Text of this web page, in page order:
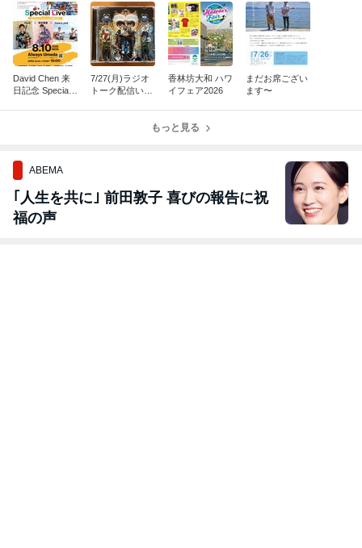
David Chen 来
日記念 Special L
7/27(月)ラジオ
トーク配信いた
香林坊大和 ハワ
イフェア2026
まだお席ござい
ます〜
もっと見る
ABEMA
｢人生を共に｣ 前田敦子 喜びの報告に祝
福の声